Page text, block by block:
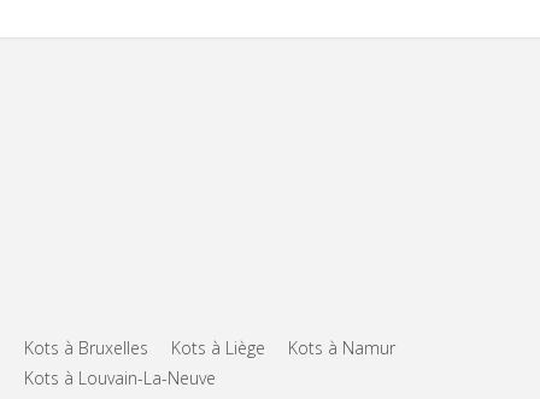
Kots à Bruxelles Kots à Liège
Kots à Namur
Kots à Louvain-La-Neuve